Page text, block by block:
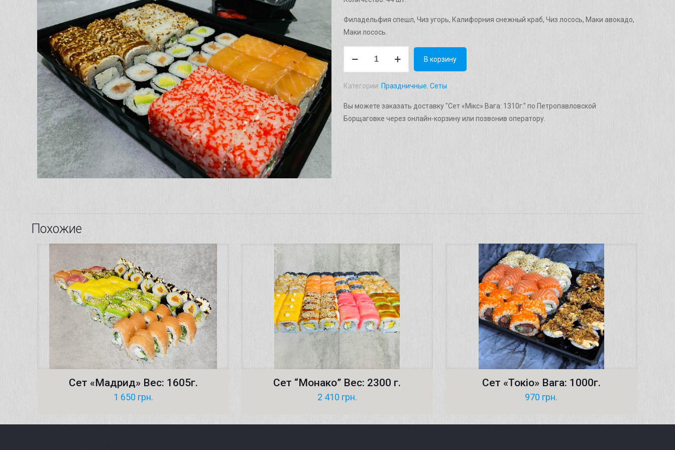
Филадельфия спешл, Чиз угорь, Калифорния снежный краб, Чиз лосось, Маки авокадо,
Маки лосось.
"Мікс"
Вага:
1310г.
В корзину
Категории: Праздничные, Сеты
Вы можете заказать доставку "Сет «Мікс» Вага: 1310г." по Петропавловской
Борщаговке через онлайн-корзину или позвонив оператору.
Похожие
Сет «Мадрид» Вес: 1605г.
1 650 грн.
Сет “Монако” Вес: 2300 г.
2 410 грн.
Сет «Токіо» Вага: 1000г.
970 грн.